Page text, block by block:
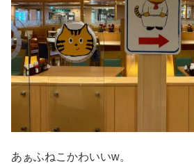
あぁふねこかわいいw。